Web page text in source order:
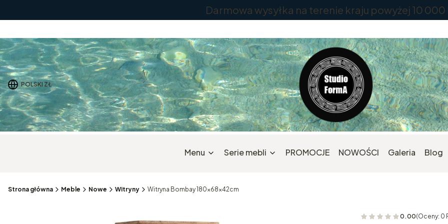
Darmowa wysyłka na terenie kraju powyżej 10 000
POLSKI ZŁ
Menu Serie mebli PROMOCJE NOWOŚCI Galeria Blog
Strona główna Meble Nowe Witryny Witryna Bombay 180x68x42cm
0.00(Oceny: 0